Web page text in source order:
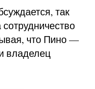
так
что Пино —
владелец